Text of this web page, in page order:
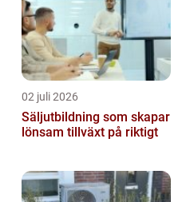
02 juli 2026
Säljutbildning som skapar
lönsam tillväxt på riktigt